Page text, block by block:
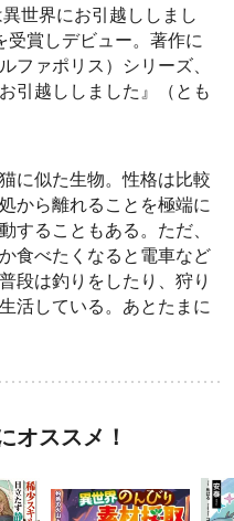
が
マンガ
ん
異世界お仕事ファン
タジー、最終第10巻
好評発売中！
上下
売中
世界にお引越ししまし
賞しデビュー。著作に
ファポリス）シリーズ、
引越ししました』（とも
に似た生物。性格は比較
から離れることを極端に
することもある。ただ、
食べたくなると電車など
段は釣りをしたり、狩り
活している。あとたまに
オススメ！